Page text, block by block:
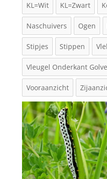
KL=Wit KL=Zwart
Naschuivers Ogen
Stipjes Stippen
Vleugel Onderkant
Vooraanzicht